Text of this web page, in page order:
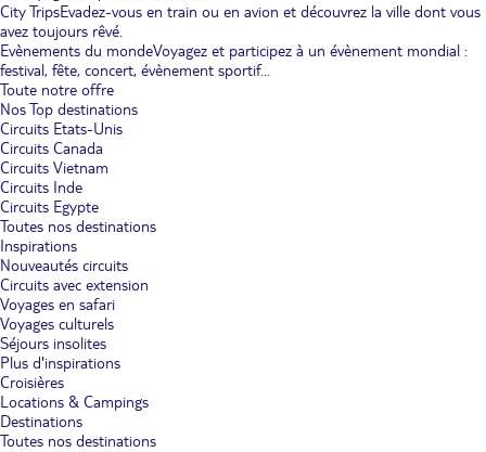
City TripsEvadez-vous en train ou en avion et découvrez la ville dont vous
avez toujours rêvé.
Evènements du mondeVoyagez et participez à un évènement mondial :
festival, fête, concert, évènement sportif...
Toute notre offre
Nos Top destinations
Circuits Etats-Unis
Circuits Canada
Circuits Vietnam
Circuits Inde
Circuits Egypte
Toutes nos destinations
Inspirations
Nouveautés circuits
Circuits avec extension
Voyages en safari
Voyages culturels
Séjours insolites
Plus d'inspirations
Croisières
Locations & Campings
Destinations
Toutes nos destinations